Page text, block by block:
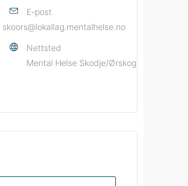
E-post
skoors@lokallag.mentalhelse.no
Nettsted
Mental Helse Skodje/Ørskog